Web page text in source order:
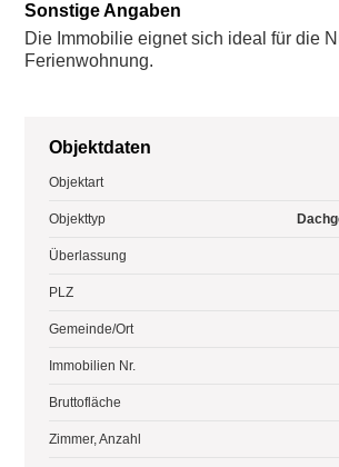
Sonstige Angaben
Die Immobilie eignet sich ideal für die
Ferienwohnung.
Objektdaten
Objektart
Objekttyp
Überlassung
PLZ
Gemeinde/Ort
Immobilien Nr.
Bruttofläche
Zimmer, Anzahl